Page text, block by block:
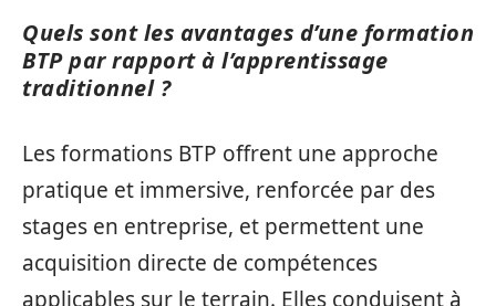
Quels sont les avantages d’une formation
BTP par rapport à l’apprentissage
traditionnel ?
Les formations BTP offrent une approche
pratique et immersive, renforcée par des
stages en entreprise, et permettent une
acquisition directe de compétences
applicables sur le terrain. Elles conduisent à